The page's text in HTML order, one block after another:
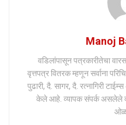
Manoj
वडिलांपासून पत्रकारीतेचा
वृत्तपत्र वितरक म्हणून सर्वाना
पुढारी, दै. सागर, दै. रत्नागिरी
केले आहे. व्यापक संपर्क असलेले